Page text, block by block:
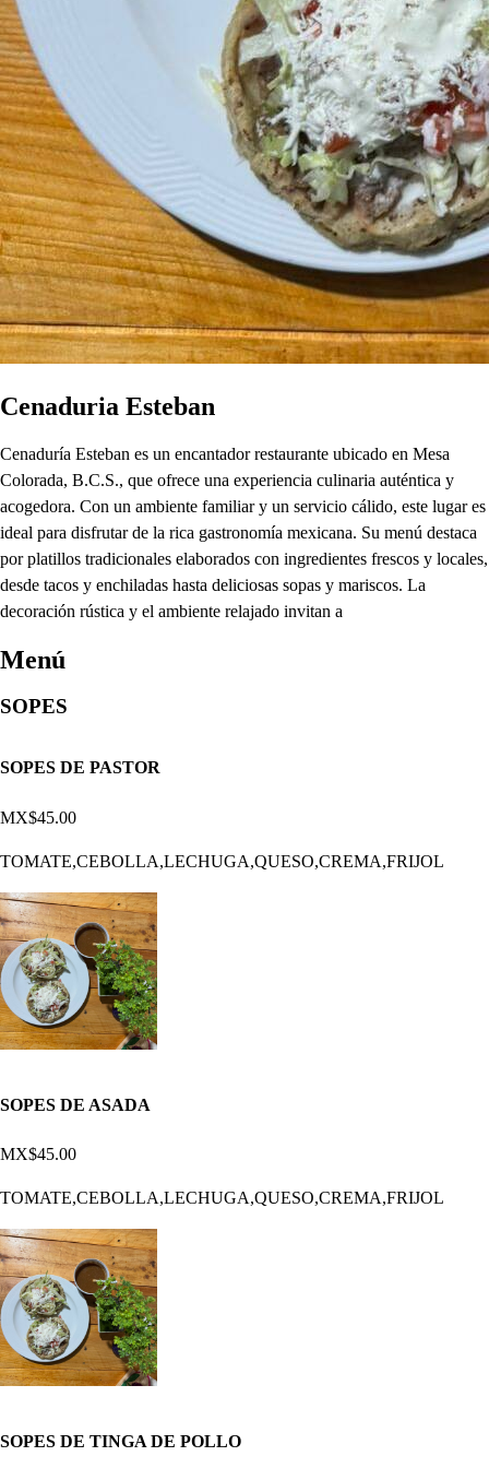
Cenaduria Esteban
Cenaduría Esteban es un encantador restaurante ubicado en Mesa
Colorada, B.C.S., que ofrece una experiencia culinaria auténtica y
acogedora. Con un ambiente familiar y un servicio cálido, este lugar es
ideal para disfrutar de la rica gastronomía mexicana. Su menú destaca
por platillos tradicionales elaborados con ingredientes frescos y locales,
desde tacos y enchiladas hasta deliciosas sopas y mariscos. La
decoración rústica y el ambiente relajado invitan a
Menú
SOPES
SOPES DE PASTOR
MX$45.00
TOMATE,CEBOLLA,LECHUGA,QUESO,CREMA,FRIJOL
SOPES DE ASADA
MX$45.00
TOMATE,CEBOLLA,LECHUGA,QUESO,CREMA,FRIJOL
SOPES DE TINGA DE POLLO